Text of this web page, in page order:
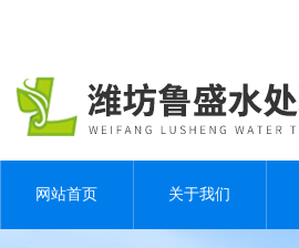
网站首页 关于我们